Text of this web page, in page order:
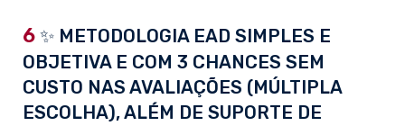
6 ✨ METODOLOGIA EAD SIMPLES E
OBJETIVA E COM 3 CHANCES SEM
CUSTO NAS AVALIAÇÕES (MÚLTIPLA
ESCOLHA), ALÉM DE SUPORTE DE